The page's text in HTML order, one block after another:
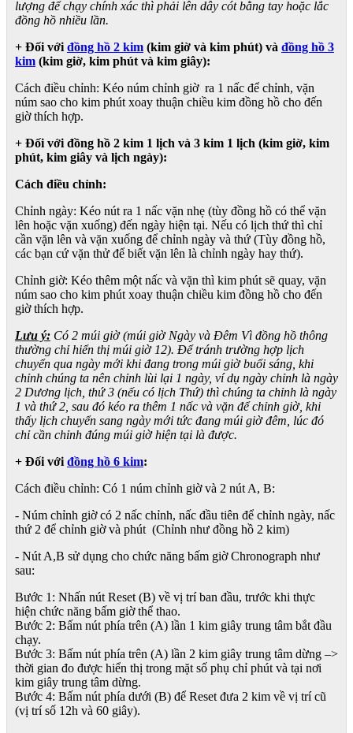
lượng để chạy chính xác thì phải lên dây cót bằng tay hoặc lắc
đồng hồ nhiều lần.
+ Đối với đồng hồ 2 kim (kim giờ và kim phút) và đồng hồ 3
kim (kim giờ, kim phút và kim giây):
Cách điều chỉnh: Kéo núm chỉnh giờ ra 1 nấc để chỉnh, vặn
núm sao cho kim phút xoay thuận chiều kim đồng hồ cho đến
giờ thích hợp.
+ Đối với đồng hồ 2 kim 1 lịch và 3 kim 1 lịch (kim giờ, kim
phút, kim giây và lịch ngày):
Cách điều chỉnh:
Chỉnh ngày: Kéo nút ra 1 nấc vặn nhẹ (tùy đồng hồ có thể vặn
lên hoặc vặn xuống) đến ngày hiện tại. Nếu có lịch thứ thì chỉ
cần vặn lên và vặn xuống để chỉnh ngày và thứ (Tùy đồng hồ,
các bạn cứ vặn thử để biết vặn lên là chỉnh ngày hay thứ).
Chỉnh giờ: Kéo thêm một nấc và vặn thì kim phút sẽ quay, vặn
núm sao cho kim phút xoay thuận chiều kim đồng hồ cho đến
giờ thích hợp.
Lưu ý: Có 2 múi giờ (múi giờ Ngày và Đêm Vì đồng hồ thông
thường chỉ hiển thị múi giờ 12). Để tránh trường hợp lịch
chuyển qua ngày mới khi đang trong múi giờ buổi sáng, khi
chỉnh chúng ta nên chỉnh lùi lại 1 ngày, ví dụ ngày chỉnh là ngày
2 Dương lịch, thứ 3 (nếu có lịch Thứ) thì chúng ta chỉnh là ngày
1 và thứ 2, sau đó kéo ra thêm 1 nấc và vặn để chỉnh giờ, khi
thấy lịch chuyển sang ngày mới tức đang múi giờ đêm, lúc đó
chỉ cần chỉnh đúng múi giờ hiện tại là được.
+ Đối với đồng hồ 6 kim:
Cách điều chỉnh: Có 1 núm chỉnh giờ và 2 nút A, B:
- Núm chỉnh giờ có 2 nấc chỉnh, nấc đầu tiên để chỉnh ngày, nấc
thứ 2 để chỉnh giờ và phút (Chỉnh như đồng hồ 2 kim)
- Nút A,B sử dụng cho chức năng bấm giờ Chronograph như
sau:
Bước 1: Nhấn nút Reset (B) về vị trí ban đầu, trước khi thực
hiện chức năng bấm giờ thể thao.
Bước 2: Bấm nút phía trên (A) lần 1 kim giây trung tâm bắt đầu
chạy.
Bước 3: Bấm nút phía trên (A) lần 2 kim giây trung tâm dừng –>
thời gian đo được hiển thị trong mặt số phụ chỉ phút và tại nơi
kim giây trung tâm dừng.
Bước 4: Bấm nút phía dưới (B) để Reset đưa 2 kim về vị trí cũ
(vị trí số 12h và 60 giây).